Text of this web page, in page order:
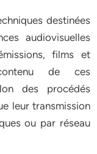
destinées
audiovisuelles
films et
de ces
des procédés
leur transmission
ou par réseau